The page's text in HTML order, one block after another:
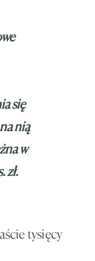
się
nią
w
zł.
tysięcy